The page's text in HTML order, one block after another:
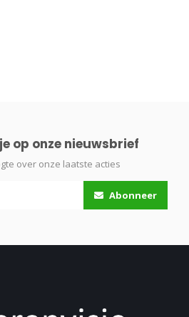
op onze nieuwsbrief
over onze laatste acties
Abonneer